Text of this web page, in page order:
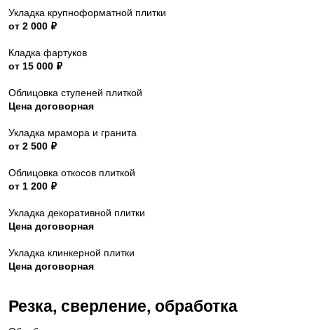
Укладка крупноформатной плитки
от 2 000 ₽
Кладка фартуков
от 15 000 ₽
Облицовка ступеней плиткой
Цена договорная
Укладка мрамора и гранита
от 2 500 ₽
Облицовка откосов плиткой
от 1 200 ₽
Укладка декоративной плитки
Цена договорная
Укладка клинкерной плитки
Цена договорная
Резка, сверление, обработка​